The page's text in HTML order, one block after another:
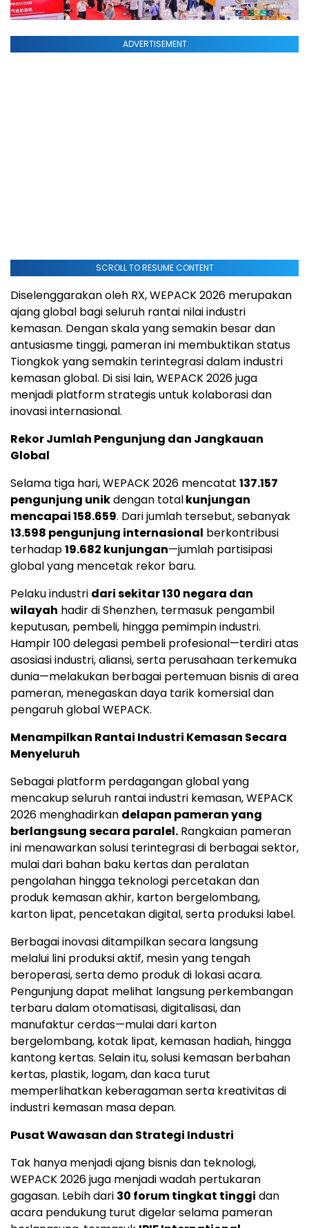
ADVERTISEMENT
SCROLL TO RESUME CONTENT
Diselenggarakan oleh RX, WEPACK 2026 merupakan
ajang global bagi seluruh rantai nilai industri
kemasan. Dengan skala yang semakin besar dan
antusiasme tinggi, pameran ini membuktikan status
Tiongkok yang semakin terintegrasi dalam industri
kemasan global. Di sisi lain, WEPACK 2026 juga
menjadi platform strategis untuk kolaborasi dan
inovasi internasional.
Rekor Jumlah Pengunjung dan Jangkauan
Global
Selama tiga hari, WEPACK 2026 mencatat 137.157
pengunjung unikdengan totalkunjungan
mencapai 158.659. Dari jumlah tersebut, sebanyak
13.598 pengunjung internasional berkontribusi
terhadap19.682 kunjungan—jumlah partisipasi
global yang mencetak rekor baru.
Pelaku industri dari sekitar 130 negara dan
wilayah hadir di Shenzhen, termasuk pengambil
keputusan, pembeli, hingga pemimpin industri.
Hampir 100 delegasi pembeli profesional—terdiri atas
asosiasi industri, aliansi, serta perusahaan terkemuka
dunia—melakukan berbagai pertemuan bisnis di area
pameran, menegaskan daya tarik komersial dan
pengaruh global WEPACK.
Menampilkan Rantai Industri Kemasan Secara
Menyeluruh
Sebagai platform perdagangan global yang
mencakup seluruh rantai industri kemasan, WEPACK
2026 menghadirkan delapan pameran yang
berlangsung secara paralel. Rangkaian pameran
ini menawarkan solusi terintegrasi di berbagai sektor,
mulai dari bahan baku kertas dan peralatan
pengolahan hingga teknologi percetakan dan
produk kemasan akhir, karton bergelombang,
karton lipat, pencetakan digital, serta produksi label.
Berbagai inovasi ditampilkan secara langsung
melalui lini produksi aktif, mesin yang tengah
beroperasi, serta demo produk di lokasi acara.
Pengunjung dapat melihat langsung perkembangan
terbaru dalam otomatisasi, digitalisasi, dan
manufaktur cerdas—mulai dari karton
bergelombang, kotak lipat, kemasan hadiah, hingga
kantong kertas. Selain itu, solusi kemasan berbahan
kertas, plastik, logam, dan kaca turut
memperlihatkan keberagaman serta kreativitas di
industri kemasan masa depan.
Pusat Wawasan dan Strategi Industri
Tak hanya menjadi ajang bisnis dan teknologi,
WEPACK 2026 juga menjadi wadah pertukaran
gagasan. Lebih dari 30 forum tingkat tinggi dan
acara pendukung turut digelar selama pameran